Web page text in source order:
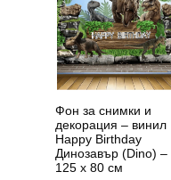
Фон за снимки и
декорация – винил
Happy Birthday
Динозавър (Dino) –
125 x 80 см